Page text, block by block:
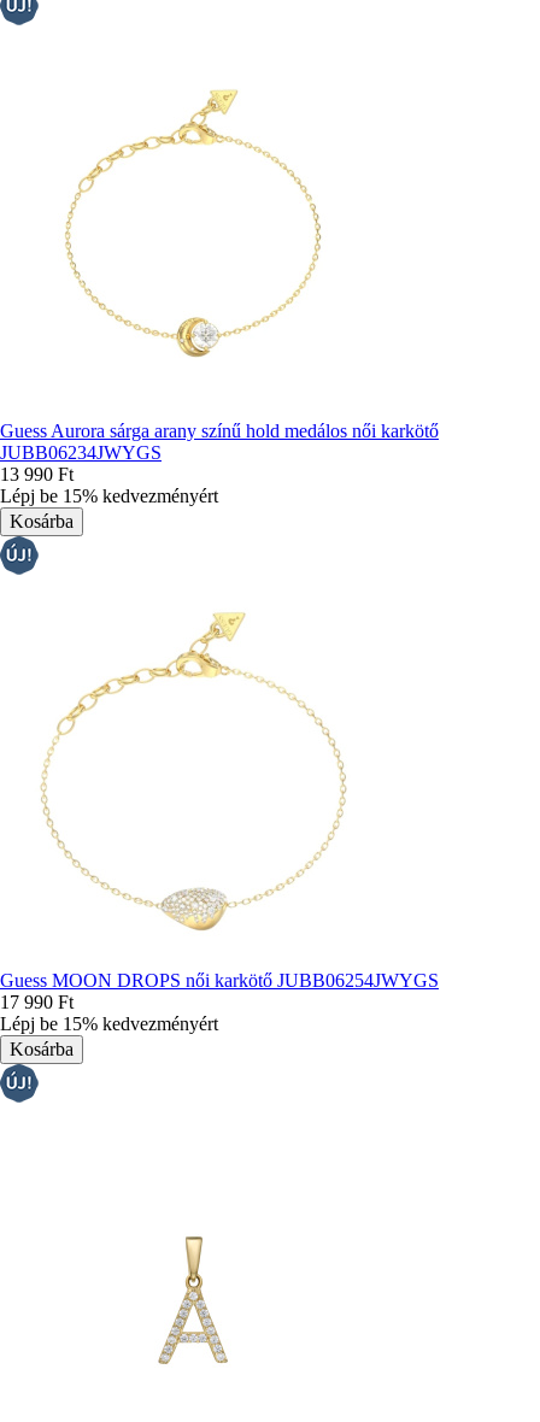
Guess Aurora sárga arany színű hold medálos női karkötő
JUBB06234JWYGS
13 990 Ft
Lépj be 15% kedvezményért
Guess MOON DROPS női karkötő JUBB06254JWYGS
17 990 Ft
Lépj be 15% kedvezményért